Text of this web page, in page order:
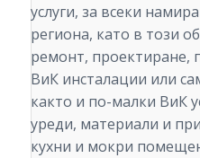
услуги, за всеки
региона, като в този
ремонт, проектиране,
ВиК инсталации или
както и по-малки ВиК
уреди, материали и
кухни и мокри